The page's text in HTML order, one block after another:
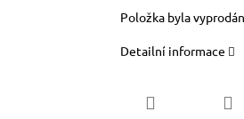
Položka byla
Detailní informace